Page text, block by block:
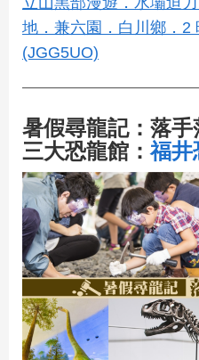
地．兼六園．白川鄉．2
(JGG5UO)
暑假尋龍記：落
三大恐龍館：福井